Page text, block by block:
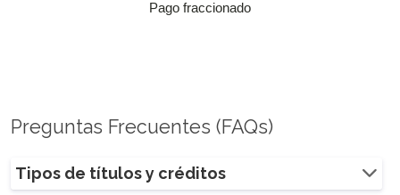
Pago fraccionado
Preguntas Frecuentes (FAQs)
Tipos de títulos y créditos